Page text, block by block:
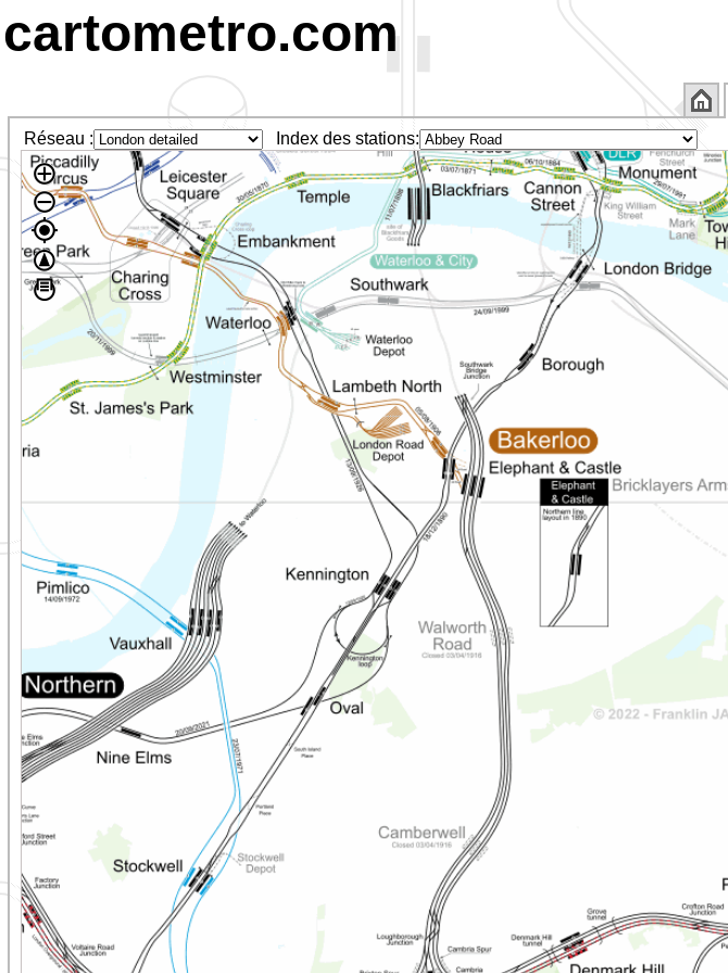
cartometro.com
Réseau : Index des stations: